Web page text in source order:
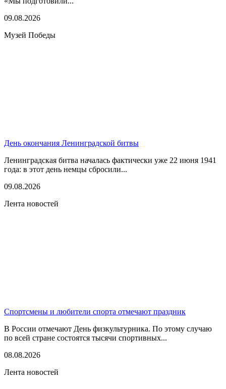
09.08.2026
Музей Победы
День окончания Ленинградской битвы
Ленинградская битва началась фактически уже 22 июня 1941
года: в этот день немцы сбросили...
09.08.2026
Лента новостей
Спортсмены и любители спорта отмечают праздник
В России отмечают День физкультурника. По этому случаю
по всей стране состоятся тысячи спортивных...
08.08.2026
Лента новостей